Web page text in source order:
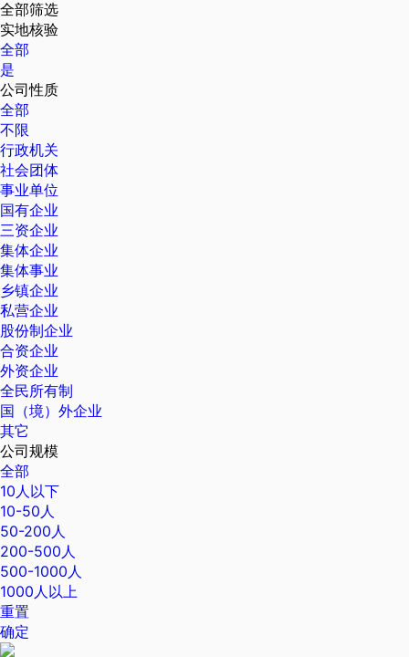
全部筛选
实地核验
全部
是
公司性质
全部
不限
行政机关
社会团体
事业单位
国有企业
三资企业
集体企业
集体事业
乡镇企业
私营企业
股份制企业
合资企业
外资企业
全民所有制
国（境）外企业
其它
公司规模
全部
10人以下
10-50人
50-200人
200-500人
500-1000人
1000人以上
重置
确定